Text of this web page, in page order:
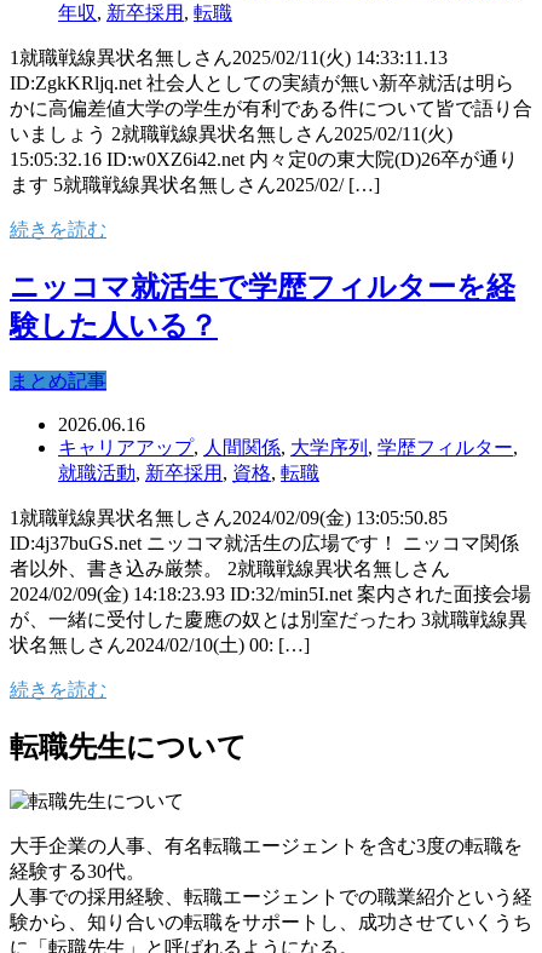
年収, 新卒採用 , 転職
1就職戦線異状名無しさん2025/02/11(火) 14:33:11.13
ID:ZgkKRljq.net 社会人としての実績が無い新卒就活は明ら
かに高偏差値大学の学生が有利である件について皆で語り合
いましょう 2就職戦線異状名無しさん2025/02/11(火)
15:05:32.16 ID:w0XZ6i42.net 内々定0の東大院(D)26卒が通り
ます 5就職戦線異状名無しさん2025/02/ […]
続きを読む
ニッコマ就活生で学歴フィルターを経
験した人いる？
まとめ記事
2026.06.16
キャリアアップ, 人間関係, 大学序列 , 学歴フィルター,
就職活動, 新卒採用 , 資格, 転職
1就職戦線異状名無しさん2024/02/09(金) 13:05:50.85
ID:4j37buGS.net ニッコマ就活生の広場です！ ニッコマ関係
者以外、書き込み厳禁。 2就職戦線異状名無しさん
2024/02/09(金) 14:18:23.93 ID:32/min5I.net 案内された面接会場
が、一緒に受付した慶應の奴とは別室だったわ 3就職戦線異
状名無しさん2024/02/10(土) 00: […]
続きを読む
転職先生について
大手企業の人事、有名転職エージェントを含む3度の転職を
経験する30代。
人事での採用経験、転職エージェントでの職業紹介という経
験から、知り合いの転職をサポートし、成功させていくうち
に「転職先生」と呼ばれるようになる。